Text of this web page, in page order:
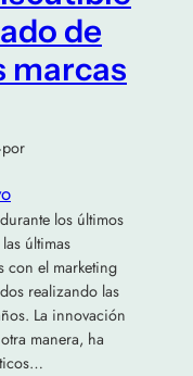
de
marcas
por
los últimos
últimas
con el marketing
realizando las
La innovación
manera, ha